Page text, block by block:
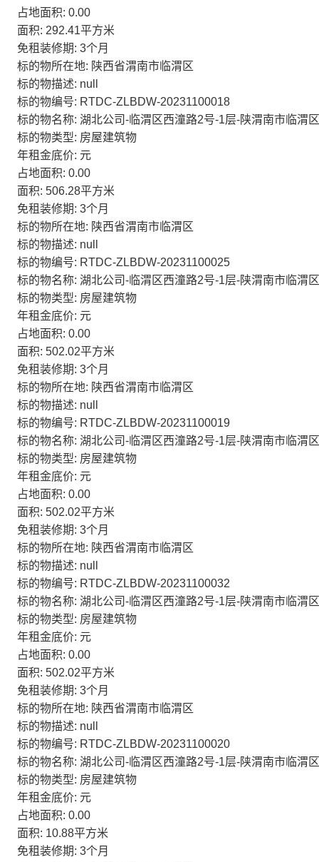
占地面积: 0.00
面积: 292.41平方米
免租装修期: 3个月
标的物所在地: 陕西省渭南市临渭区
标的物描述: null
标的物编号: RTDC-ZLBDW-20231100018
标的物名称: 湖北公司-临渭区西潼路2号-1层-陕渭南市临渭
标的物类型: 房屋建筑物
年租金底价: 元
占地面积: 0.00
面积: 506.28平方米
免租装修期: 3个月
标的物所在地: 陕西省渭南市临渭区
标的物描述: null
标的物编号: RTDC-ZLBDW-20231100025
标的物名称: 湖北公司-临渭区西潼路2号-1层-陕渭南市临渭
标的物类型: 房屋建筑物
年租金底价: 元
占地面积: 0.00
面积: 502.02平方米
免租装修期: 3个月
标的物所在地: 陕西省渭南市临渭区
标的物描述: null
标的物编号: RTDC-ZLBDW-20231100019
标的物名称: 湖北公司-临渭区西潼路2号-1层-陕渭南市临渭
标的物类型: 房屋建筑物
年租金底价: 元
占地面积: 0.00
面积: 502.02平方米
免租装修期: 3个月
标的物所在地: 陕西省渭南市临渭区
标的物描述: null
标的物编号: RTDC-ZLBDW-20231100032
标的物名称: 湖北公司-临渭区西潼路2号-1层-陕渭南市临渭
标的物类型: 房屋建筑物
年租金底价: 元
占地面积: 0.00
面积: 502.02平方米
免租装修期: 3个月
标的物所在地: 陕西省渭南市临渭区
标的物描述: null
标的物编号: RTDC-ZLBDW-20231100020
标的物名称: 湖北公司-临渭区西潼路2号-1层-陕渭南市临渭
标的物类型: 房屋建筑物
年租金底价: 元
占地面积: 0.00
面积: 10.88平方米
免租装修期: 3个月